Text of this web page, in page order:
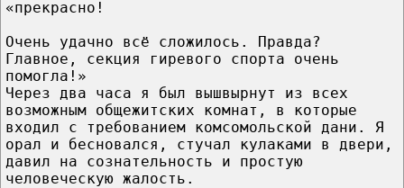
«прекрасно!
Очень удачно всё сложилось. Правда?
Главное, секция гиревого спорта очень
помогла!»
Через два часа я был вышвырнут из всех
возможным общежитских комнат, в которые
входил с требованием комсомольской дани. Я
орал и бесновался, стучал кулаками в двери,
давил на сознательность и простую
человеческую жалость.